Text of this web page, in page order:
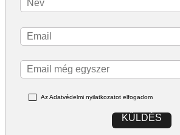
Az Adatvédelmi nyilatkozatot elfogadom
KÜLDÉS